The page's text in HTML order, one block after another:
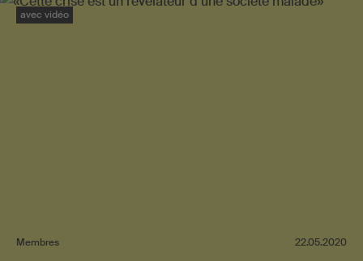
Société de gestion
avec vidéo
Membres 22.05.2020